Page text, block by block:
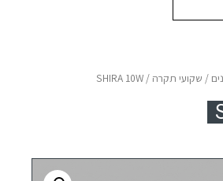
/ שקועי תקרה / SHIRA 10W